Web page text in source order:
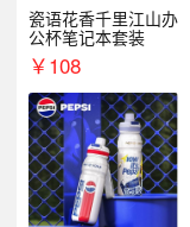
瓷语花香千里江山办
公杯笔记本套装
￥108